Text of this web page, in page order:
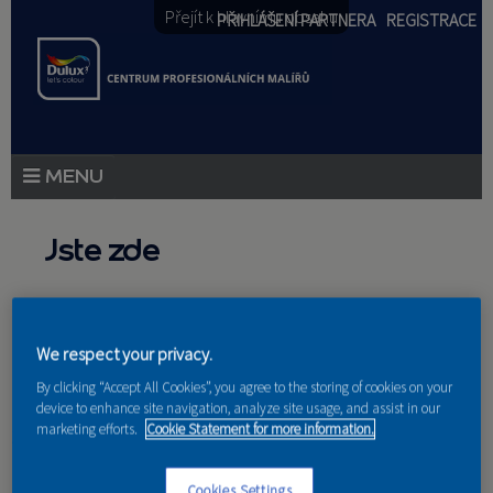
Přejít k hlavnímu obsahu
PŘIHLÁŠENÍ PARTNERA REGISTRACE
AKCE A NOVINKY
AKADEMIE
Jste zde
Hlavní záložky
Zobrazit(aktivní záložka) Recenze (0) Přidat recenzi
Vzorkovnice Dulux
We respect your privacy.
By clicking “Accept All Cookies”, you agree to the storing of cookies on your
device to enhance site navigation, analyze site usage, and assist in our
marketing efforts. Cookie Statement for more information.